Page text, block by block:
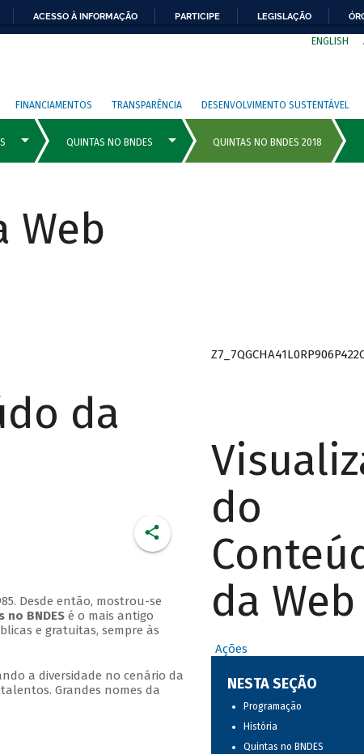
ACESSO À INFORMAÇÃO PARTICIPE LEGISLAÇÃO
ENGLISH
FINANCIAMENTOS TRANSPARÊNCIA DESENVOLVIMENTO SUSTENTÁVEL
Web
da
Desde então, mostrou-se
no BNDESé o mais antigo
e gratuitas, sempre às
a diversidade no cenário da
Grandes nomes da
do
da Web
Ações
NESTA SEÇÃO
Programação
História
Quintas no BNDES